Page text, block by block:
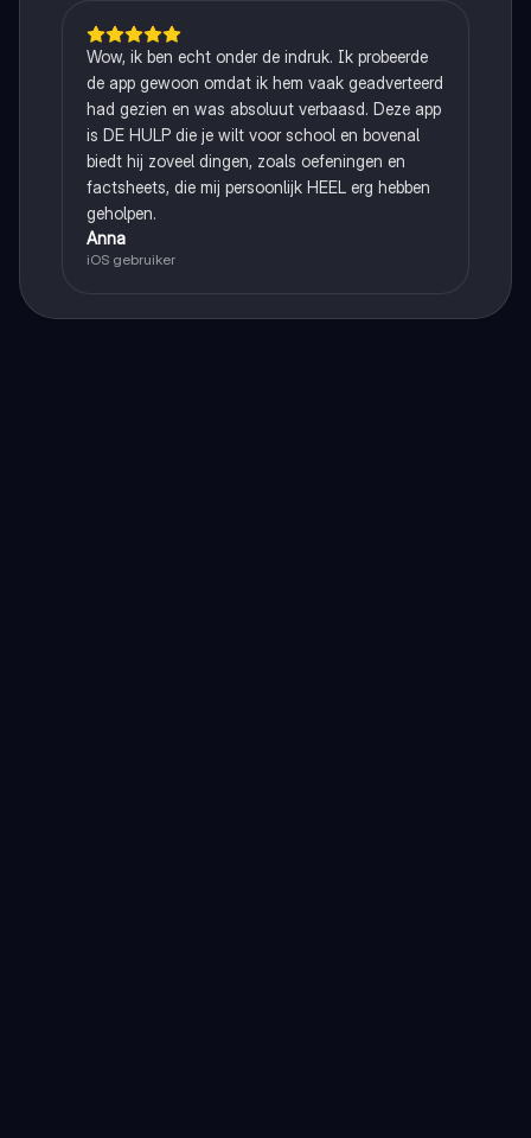
Wow, ik ben echt onder de indruk. Ik probeerde
de app gewoon omdat ik hem vaak geadverteerd
had gezien en was absoluut verbaasd. Deze app
is DE HULP die je wilt voor school en bovenal
biedt hij zoveel dingen, zoals oefeningen en
factsheets, die mij persoonlijk HEEL erg hebben
geholpen.
Anna
iOS gebruiker